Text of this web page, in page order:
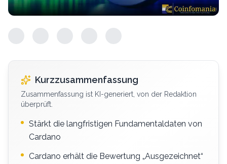
Kurzzusammenfassung
Zusammenfassung ist KI-generiert, von der Redaktion
überprüft.
Stärkt die langfristigen Fundamentaldaten von
Cardano
Cardano erhält die Bewertung „Ausgezeichnet“